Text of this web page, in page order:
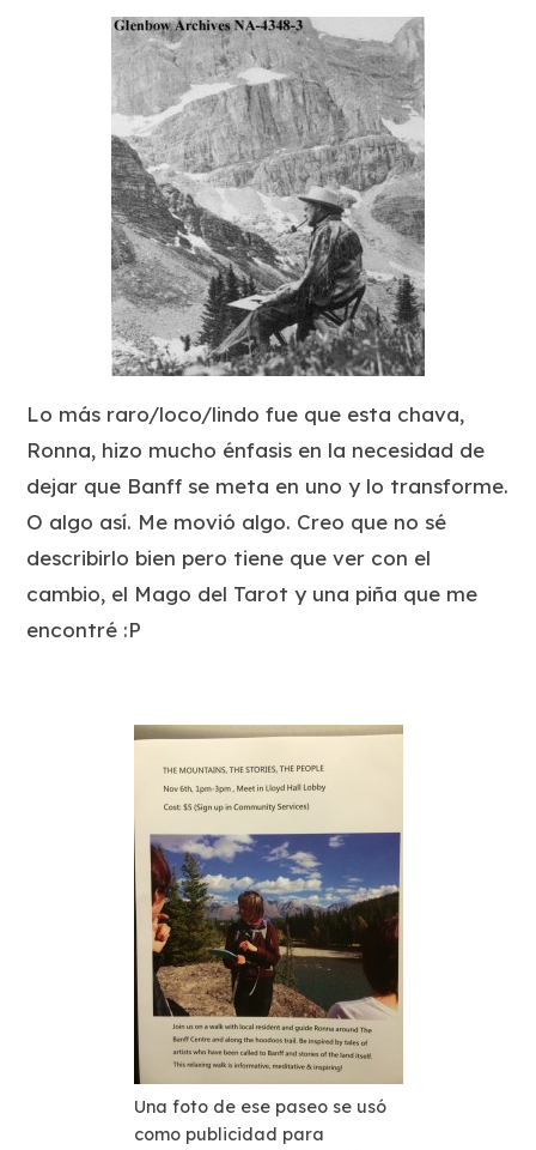
Lo más raro/loco/lindo fue que esta chava,
Ronna, hizo mucho énfasis en la necesidad de
dejar que Banff se meta en uno y lo transforme.
O algo así. Me movió algo. Creo que no sé
describirlo bien pero tiene que ver con el
cambio, el Mago del Tarot y una piña que me
encontré :P
Una foto de ese paseo se usó
como publicidad para